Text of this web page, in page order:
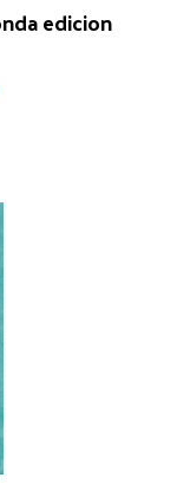
edicion